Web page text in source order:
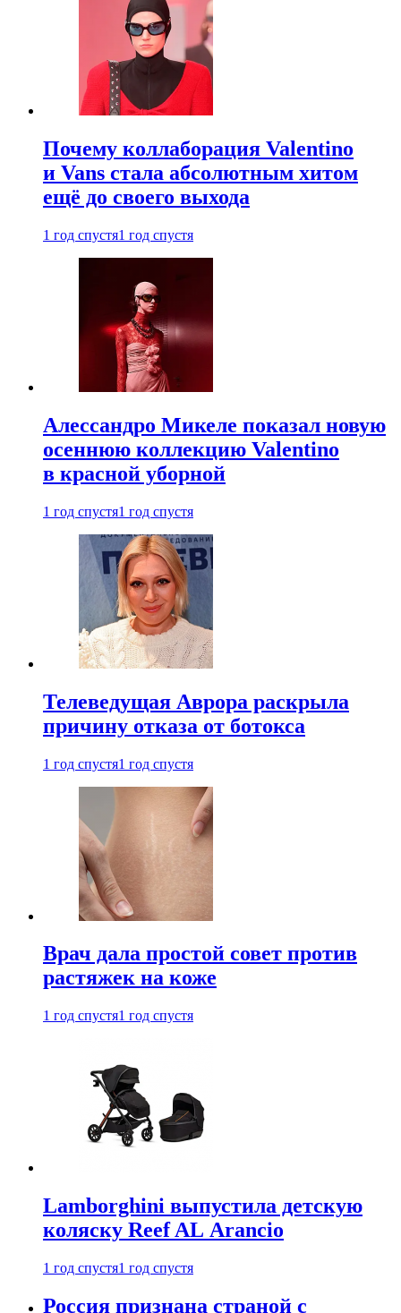
Почему коллаборация Valentino
и Vans стала абсолютным хитом
ещё до своего выхода
1 год спустя1 год спустя
Алессандро Микеле показал новую
осеннюю коллекцию Valentino
в красной уборной
1 год спустя1 год спустя
Телеведущая Аврора раскрыла
причину отказа от ботокса
1 год спустя1 год спустя
Врач дала простой совет против
растяжек на коже
1 год спустя1 год спустя
Lamborghini выпустила детскую
коляску Reef AL Arancio
1 год спустя1 год спустя
Россия признана страной с